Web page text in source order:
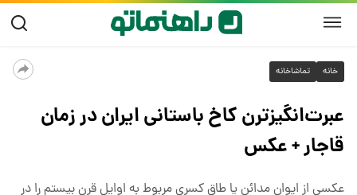
خانه تماشاخانه
عبرت‌انگیزترن کاخ باستانی ایران در زمان
قاجار + عکس
عکسی از ایوان مدائن یا طاق کسری مربوط به اوایل قرن بیستم را در